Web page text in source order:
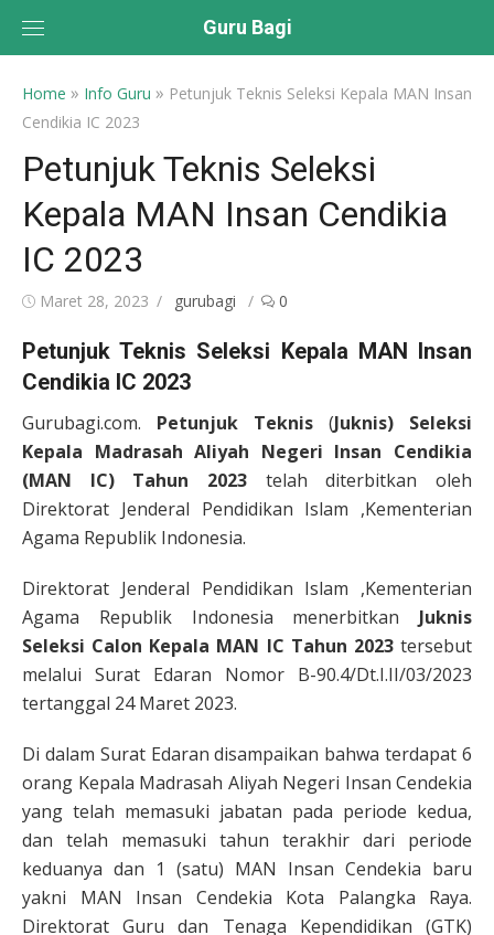
Guru Bagi
Home » Info Guru » Petunjuk Teknis Seleksi Kepala MAN Insan
Cendikia IC 2023
Petunjuk Teknis Seleksi
Kepala MAN Insan Cendikia
IC 2023
Posted
Maret 28, 2023 Author
gurubagi 0
Petunjuk Teknis Seleksi Kepala MAN Insan
Cendikia IC 2023
Gurubagi.com. Petunjuk Teknis (Juknis) Seleksi
Kepala Madrasah Aliyah Negeri Insan Cendikia
(MAN IC) Tahun 2023 telah diterbitkan oleh
Direktorat Jenderal Pendidikan Islam ,Kementerian
Agama Republik Indonesia.
Direktorat Jenderal Pendidikan Islam ,Kementerian
Agama Republik Indonesia menerbitkan Juknis
Seleksi Calon Kepala MAN IC Tahun 2023tersebut
melalui Surat Edaran Nomor B-90.4/Dt.I.II/03/2023
tertanggal 24 Maret 2023.
Di dalam Surat Edaran disampaikan bahwa terdapat 6
orang Kepala Madrasah Aliyah Negeri Insan Cendekia
yang telah memasuki jabatan pada periode kedua,
dan telah memasuki tahun terakhir dari periode
keduanya dan 1 (satu) MAN Insan Cendekia baru
yakni MAN Insan Cendekia Kota Palangka Raya.
Direktorat Guru dan Tenaga Kependidikan (GTK)